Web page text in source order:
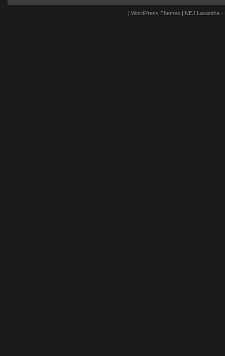
|. WordPress Themes | NEJ Lasantha-